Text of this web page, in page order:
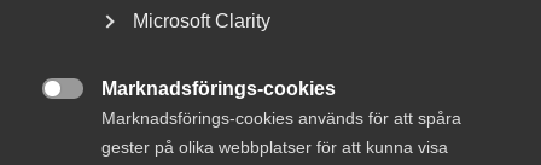
Microsoft Clarity
Marknadsförings-cookies
Marknadsförings-cookies används för att spåra
gester på olika webbplatser för att kunna visa
Rådgivning, hjälp och
Rådgivning och hjälp